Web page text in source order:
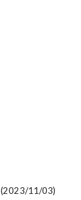
(2023/11/03)